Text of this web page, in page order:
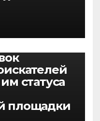
статуса
площадки